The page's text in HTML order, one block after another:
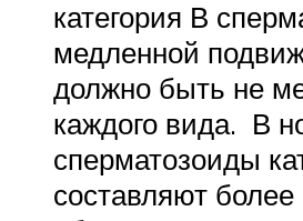
категория В
медленной
должно быть не
каждого вида. В
сперматозоиды
составляют более